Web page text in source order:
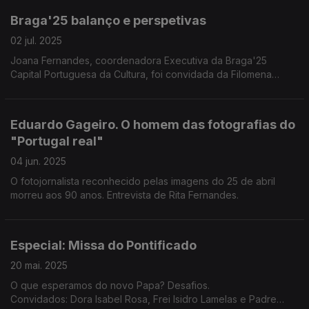
Braga'25 balanço e perspetivas
02 jul. 2025
Joana Fernandes, coordenadora Executiva da Braga'25
Capital Portuguesa da Cultura, foi convidada da Filomena
Eduardo Gageiro. O homem das fotografias do
"Portugal real"
04 jun. 2025
O fotojornalista reconhecido pelas imagens do 25 de abril
morreu aos 90 anos. Entrevista de Rita Fernandes.
Especial: Missa do Pontificado
20 mai. 2025
O que esperamos do novo Papa? Desafios.
Convidados: Dora Isabel Rosa, Frei Isidro Lamelas e Padre